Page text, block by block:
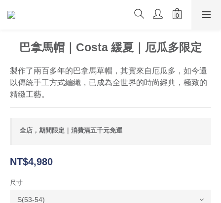
巴拿馬帽｜Costa 緩夏｜厄瓜多限定
製作了兩百多年的巴拿馬草帽，其實來自厄瓜多，如今還
以傳統手工方式編織，已成為全世界的時尚經典，極致的
精緻工藝。
全店，期間限定｜消費滿五千元免運
NT$4,980
尺寸